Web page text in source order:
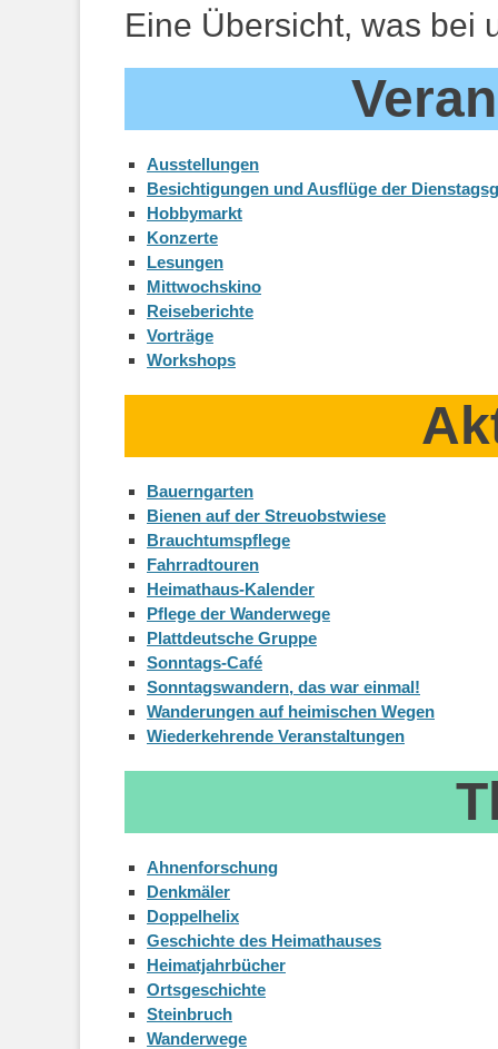
Eine Übersicht, was bei
Ausstellungen
Besichtigungen und Ausflüge der
Hobbymarkt
Konzerte
Lesungen
Mittwochskino
Reiseberichte
Vorträge
Workshops
Bauerngarten
Bienen auf der Streuobstwiese
Brauchtumspflege
Fahrradtouren
Heimathaus-Kalender
Pflege der Wanderwege
Plattdeutsche Gruppe
Sonntags-Café
Sonntagswandern, das war einmal!
Wanderungen auf heimischen Wegen
Wiederkehrende Veranstaltungen
Ahnenforschung
Denkmäler
Doppelhelix
Geschichte des Heimathauses
Heimatjahrbücher
Ortsgeschichte
Steinbruch
Wanderwege